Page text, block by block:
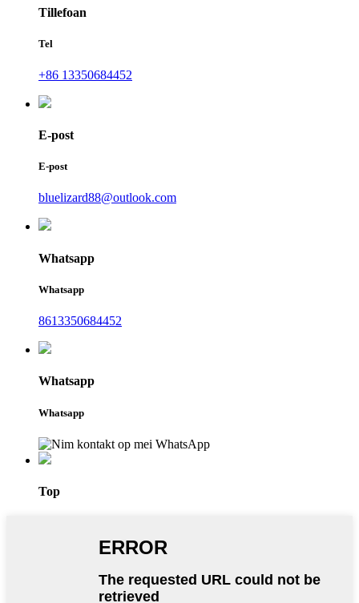
Tillefoan
Tel
+86 13350684452
E-post
E-post
bluelizard88@outlook.com
Whatsapp
Whatsapp
8613350684452
Whatsapp
Whatsapp
Top